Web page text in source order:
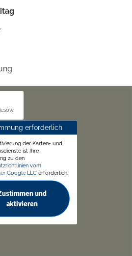
erforderlich
der Karten- und
ist Ihre
zu den
vom
Google LLC erforderlich.
und
aktivieren